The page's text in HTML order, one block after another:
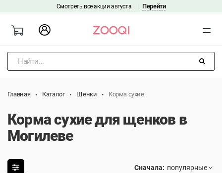
Смотреть все акции августа. Перейти
Найти...
Главная Каталог Щенки Корма сухие
Корма сухие для щенков в
Могилеве
Сначала: